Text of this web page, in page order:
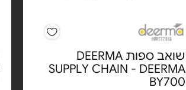
שואב ספות DEERMA
SUPPLY CHAIN - DEERMA
BY700